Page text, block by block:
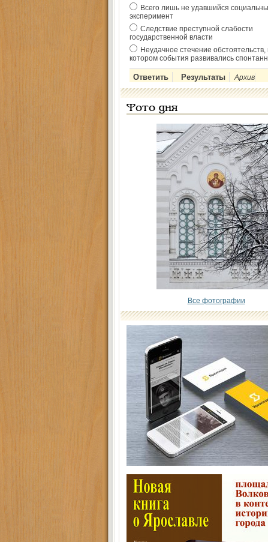
Всего лишь не удавшийся
эксперимент
Следствие преступной слабости
государственной власти
Неудачное стечение обстоятельств,
котором события развивались
Архив
Фото дня
Все фотографии